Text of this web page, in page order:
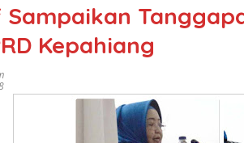
Kepahiang